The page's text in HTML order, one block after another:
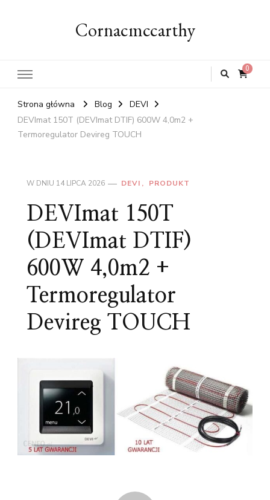
Cornacmccarthy
0
Strona główna Blog
DEVI
DEVImat 150T (DEVImat DTIF) 600W 4,0m2 +
Termoregulator Devireg TOUCH
W DNIU 14 LIPCA 2026 DEVI PRODUKT
DEVImat 150T
(DEVImat DTIF)
600W 4,0m2 +
Termoregulator
Devireg TOUCH